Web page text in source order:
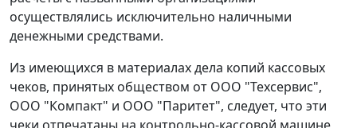
осуществлялись исключительно наличными
денежными средствами.
Из имеющихся в материалах дела копий кассовых
чеков, принятых обществом от ООО "Техсервис",
ООО "Компакт" и ООО "Паритет", следует, что эти